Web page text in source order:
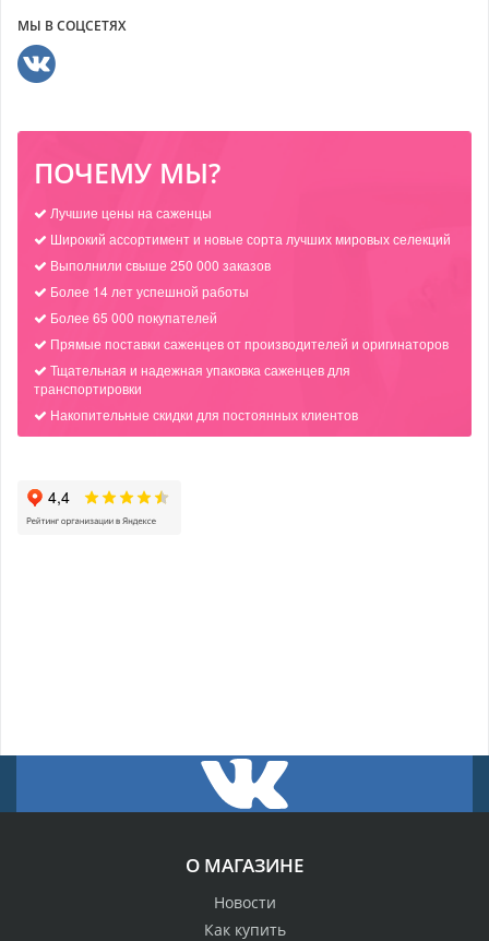
МЫ В СОЦСЕТЯХ
ПОЧЕМУ МЫ?
Лучшие цены на саженцы
Широкий ассортимент и новые сорта лучших мировых селекций
Выполнили свыше 250 000 заказов
Более 14 лет успешной работы
Более 65 000 покупателей
Прямые поставки саженцев от производителей и оригинаторов
Тщательная и надежная упаковка саженцев для
транспортировки
Накопительные скидки для постоянных клиентов
О МАГАЗИНЕ
Новости
Как купить